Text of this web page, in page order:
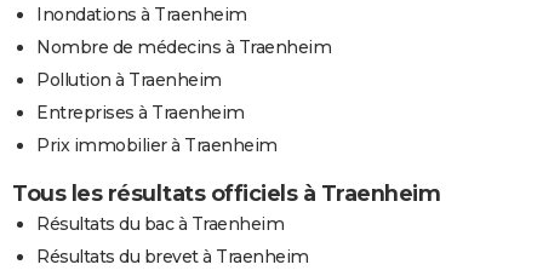
Inondations à Traenheim
Nombre de médecins à Traenheim
Pollution à Traenheim
Entreprises à Traenheim
Prix immobilier à Traenheim
Tous les résultats officiels à Traenheim
Résultats du bac à Traenheim
Résultats du brevet à Traenheim